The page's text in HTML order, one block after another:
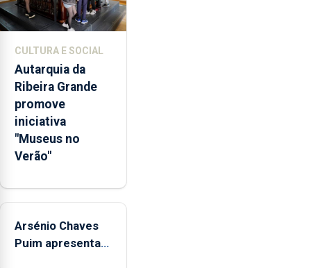
da
promoção
competências
pessoais,
emocionais
e
sociais
junto
das
CULTURA E SOCIAL
Autarquia da
Ribeira Grande
promove
iniciativa
"Museus no
Verão"
Arsénio Chaves
Puim apresenta